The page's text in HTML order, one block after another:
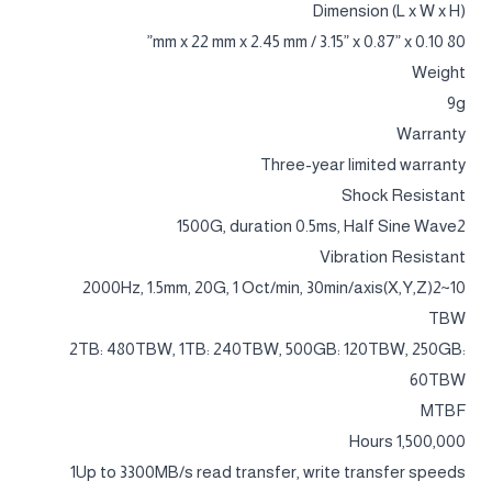
Dimension (L x W x H)
80 mm x 22 mm x 2.45 mm / 3.15” x 0.87” x 0.10”
Weight
9g
Warranty
Three-year limited warranty
Shock Resistant
1500G, duration 0.5ms, Half Sine Wave2
Vibration Resistant
10~2000Hz, 1.5mm, 20G, 1 Oct/min, 30min/axis(X,Y,Z)2
TBW
2TB: 480TBW, 1TB: 240TBW, 500GB: 120TBW, 250GB:
60TBW
MTBF
1,500,000 Hours
1Up to 3300MB/s read transfer, write transfer speeds